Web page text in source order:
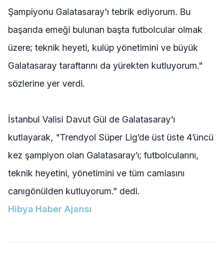
Şampiyonu Galatasaray'ı tebrik ediyorum. Bu
başarıda emeği bulunan başta futbolcular olmak
üzere; teknik heyeti, kulüp yönetimini ve büyük
Galatasaray taraftarını da yürekten kutluyorum."
sözlerine yer verdi.
İstanbul Valisi Davut Gül de Galatasaray'ı
kutlayarak, "Trendyol Süper Lig’de üst üste 4’üncü
kez şampiyon olan Galatasaray’ı; futbolcularını,
teknik heyetini, yönetimini ve tüm camiasını
canıgönülden kutluyorum." dedi.
Hibya Haber Ajansı